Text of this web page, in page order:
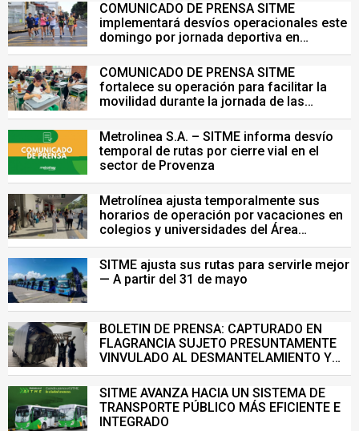
COMUNICADO DE PRENSA SITME
implementará desvíos operacionales este
domingo por jornada deportiva en
Bucaramanga
COMUNICADO DE PRENSA SITME
fortalece su operación para facilitar la
movilidad durante la jornada de las
Pruebas Saber del 26 de julio
Metrolinea S.A. – SITME informa desvío
temporal de rutas por cierre vial en el
sector de Provenza
Metrolínea ajusta temporalmente sus
horarios de operación por vacaciones en
colegios y universidades del Área
Metropolitana de Bucaramanga.
SITME ajusta sus rutas para servirle mejor
— A partir del 31 de mayo
BOLETIN DE PRENSA: CAPTURADO EN
FLAGRANCIA SUJETO PRESUNTAMENTE
VINVULADO AL DESMANTELAMIENTO Y
VENTA ILEGAL DE INFRAESTRUCTURA DEL
SISTEMA DE TRANSPORTE MASIVO
SITME AVANZA HACIA UN SISTEMA DE
TRANSPORTE PÚBLICO MÁS EFICIENTE E
INTEGRADO